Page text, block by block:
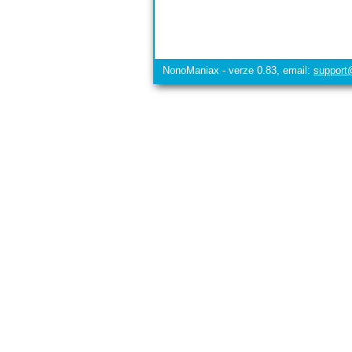
NonoManiax - verze 0.83, email: